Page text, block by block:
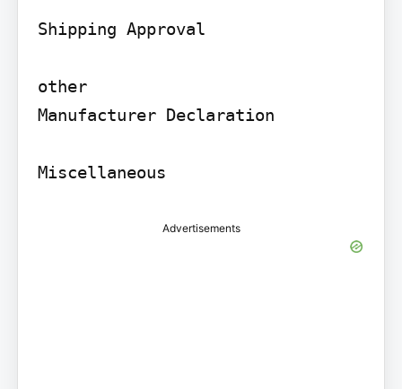
Shipping Approval
other
Manufacturer Declaration
Advertisements